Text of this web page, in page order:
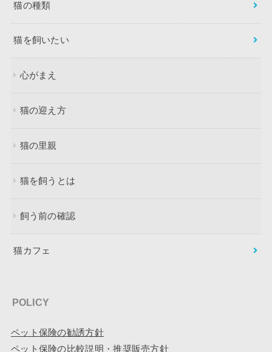
猫の種類
猫を飼いたい
心がまえ
猫の迎え方
猫の里親
猫を飼うとは
飼う前の確認
猫カフェ
POLICY
ペット保険の勧誘方針
ペット保険の比較説明・推奨販売方針